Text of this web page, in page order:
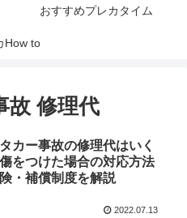
おすすめプレカタイム
How to
故 修理代
カー事故の修理代はいく
をつけた場合の対応方法
・補償制度を解説
2022.07.13